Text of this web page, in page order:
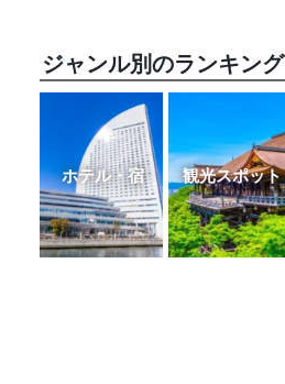
ジャンル別のランキング
ホテル・宿 観光スポット